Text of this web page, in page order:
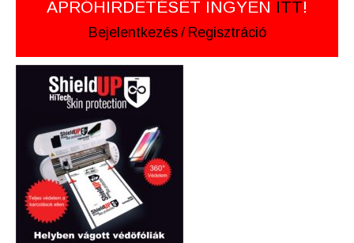
APRÓHIRDETÉSÉT INGYEN ITT!
Bejelentkezés / Regisztráció